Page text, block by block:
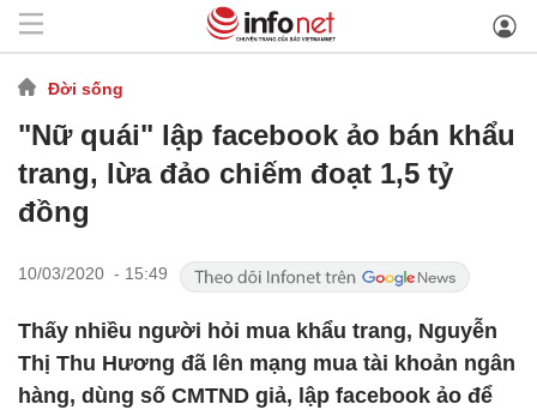
Đời sống
"Nữ quái" lập facebook ảo bán khẩu
trang, lừa đảo chiếm đoạt 1,5 tỷ
đồng
10/03/2020 - 15:49
Thấy nhiều người hỏi mua khẩu trang, Nguyễn
Thị Thu Hương đã lên mạng mua tài khoản ngân
hàng, dùng số CMTND giả, lập facebook ảo để